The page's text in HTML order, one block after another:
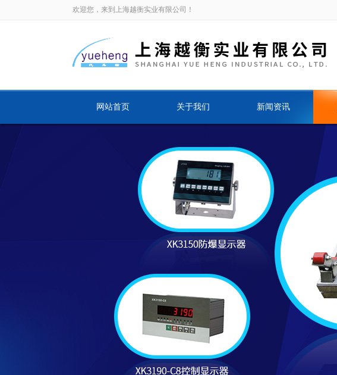
欢迎您，来到上海越衡实业有限公司！
网站首页 关于我们 新闻资讯